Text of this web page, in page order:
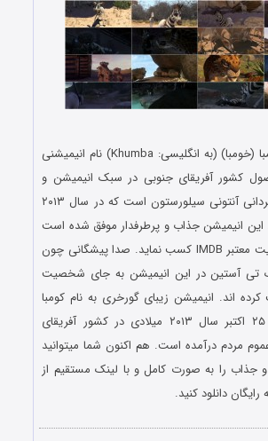
گورخری به نام کومبا (خومبا) (به انگلیسی: Khumba) نام انیمیشنی
کشور آفریقای جنوبی در سبک انیمیشن و
به کارگردانی آنتونی سیلورستون است که در سال ۲۰۱۳
این انیمیشن جذاب و پرطرفدار موفق شده است
امتیاز ۵.۷ را از سایت معتبر IMDB کسب نماید. صدا پیشگانی چون
تی آستین در این انیمیشن به جای شخصیت
اند. انیمیشن زیبای گورخری به نام کومبا
(خومبا) در تاریخ ۲۵ اکتبر سال ۲۰۱۳ میلادی در کشور آفریقای
مردم درآمده است. هم اکنون شما میتوانید
و جذاب را به صورت کامل و با لینک مستقیم از
دانلود کنید.